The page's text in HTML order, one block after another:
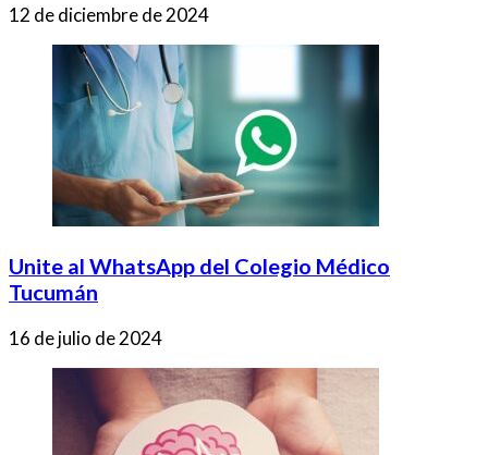
12 de diciembre de 2024
Unite al WhatsApp del Colegio Médico
Tucumán
16 de julio de 2024